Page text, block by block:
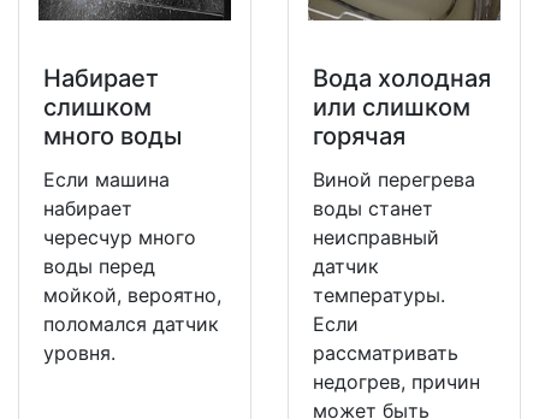
Набирает
слишком
много воды
Если машина
набирает
чересчур много
воды перед
мойкой, вероятно,
поломался датчик
уровня.
Вода холодная
или слишком
горячая
Виной перегрева
воды станет
неисправный
датчик
температуры.
Если
рассматривать
недогрев, причин
может быть